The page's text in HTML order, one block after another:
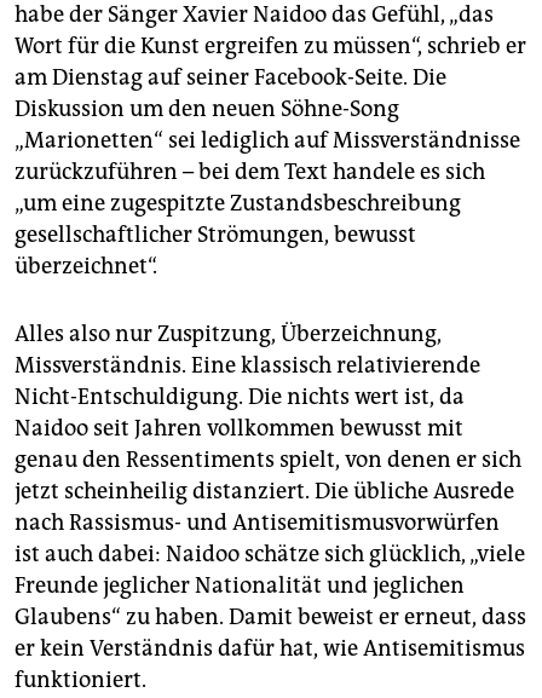
genossenschaft
epaper login
habe der Sänger Xavier Naidoo das Gefühl, „das
Wort für die Kunst ergreifen zu müssen“, schrieb er
am Dienstag auf seiner Facebook-Seite. Die
Diskussion um den neuen Söhne-Song
„Marionetten“ sei lediglich auf Missverständnisse
zurückzuführen – bei dem Text handele es sich
„um eine zugespitzte Zustandsbeschreibung
gesellschaftlicher Strömungen, bewusst
überzeichnet“.
Alles also nur Zuspitzung, Überzeichnung,
Missverständnis. Eine klassisch relativierende
Nicht-Entschuldigung. Die nichts wert ist, da
Naidoo seit Jahren vollkommen bewusst mit
genau den Ressentiments spielt, von denen er sich
jetzt scheinheilig distanziert. Die übliche Ausrede
nach Rassismus- und Antisemitismusvorwürfen
ist auch dabei: Naidoo schätze sich glücklich, „viele
Freunde jeglicher Nationalität und jeglichen
Glaubens“ zu haben. Damit beweist er erneut, dass
er kein Verständnis dafür hat, wie Antisemitismus
funktioniert.